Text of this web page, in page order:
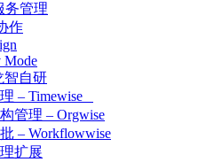
务管理
作
Mode
智自研
– Timewise
管理 – Orgwise
– Workflowwise
扩展